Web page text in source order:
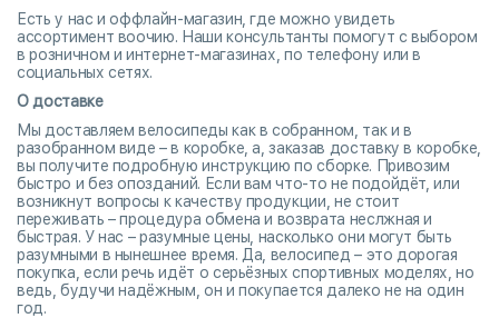
Есть у нас и оффлайн-магазин, где можно увидеть
ассортимент воочию. Наши консультанты помогут с выбором
в розничном и интернет-магазинах, по телефону или в
социальных сетях.
О доставке
Мы доставляем велосипеды как в собранном, так и в
разобранном виде – в коробке, а, заказав доставку в коробке,
вы получите подробную инструкцию по сборке. Привозим
быстро и без опозданий. Если вам что-то не подойдёт, или
возникнут вопросы к качеству продукции, не стоит
переживать – процедура обмена и возврата неслжная и
быстрая. У нас – разумные цены, насколько они могут быть
разумными в нынешнее время. Да, велосипед – это дорогая
покупка, если речь идёт о серьёзных спортивных моделях, но
ведь, будучи надёжным, он и покупается далеко не на один
год.